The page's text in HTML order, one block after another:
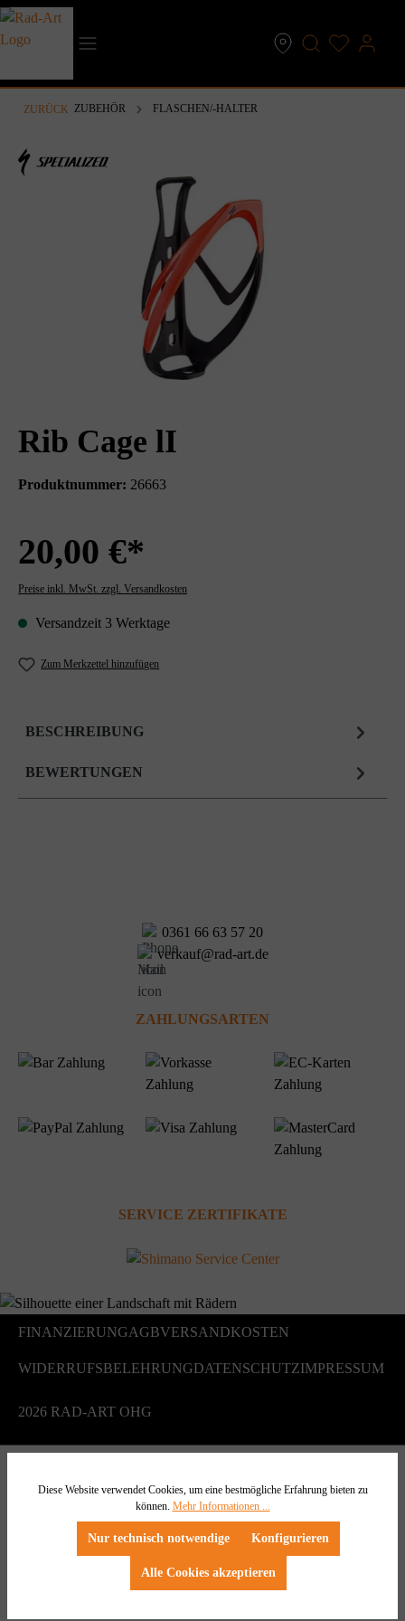
springen
ZURÜCK ZUBEHÖR FLASCHEN/-HALTER
Rib Cage lI
Produktnummer: 26663
20,00 €*
Preise inkl. MwSt. zzgl. Versandkosten
Versandzeit 3 Werktage
Zum Merkzettel hinzufügen
BESCHREIBUNG
BEWERTUNGEN
ZAHLUNGSARTEN
0361 66 63 57 20
verkauf@rad-art.de
SERVICE ZERTIFIKATE
2026 RAD-ART OHG
FINANZIERUNGAGBVERSANDKOSTEN
WIDERRUFSBELEHRUNGDATENSCHUTZIMPRESSUM
Diese Website verwendet Cookies, um eine bestmögliche Erfahrung bieten zu
können. Mehr Informationen ...
Nur technisch notwendige Konfigurieren
Alle Cookies akzeptieren